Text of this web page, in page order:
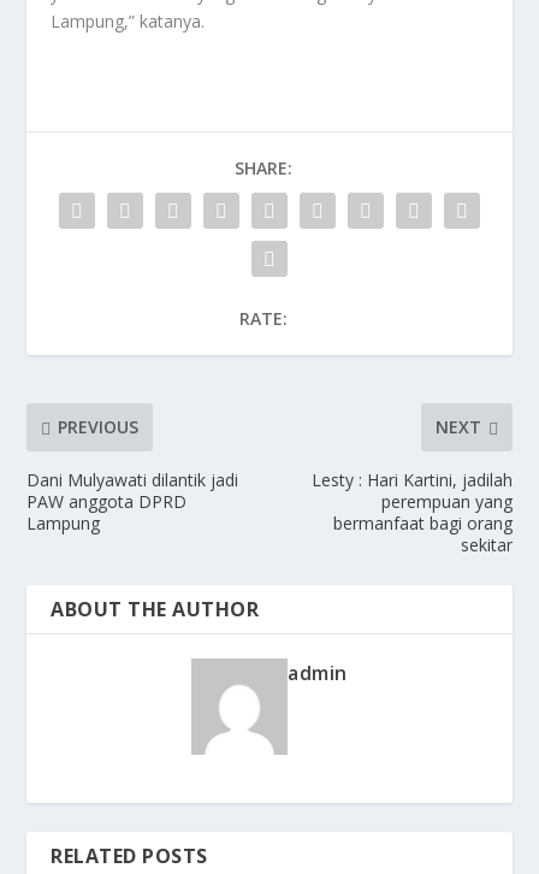
Lampung,” katanya.
SHARE:
RATE:
PREVIOUS
Dani Mulyawati dilantik jadi
PAW anggota DPRD
Lampung
NEXT
Lesty : Hari Kartini, jadilah
perempuan yang
bermanfaat bagi orang
sekitar
ABOUT THE AUTHOR
admin
RELATED POSTS